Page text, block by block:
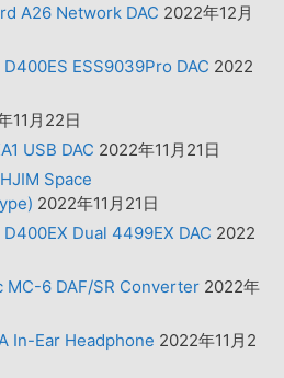
A26 Network DAC 2022年12月
ESS9039Pro DAC 2022
11月22日
USB DAC 2022年11月21日
Space
2022年11月21日
Dual 4499EX DAC 2022
6 DAF/SR Converter 2022年
In-Ear Headphone 2022年11月2